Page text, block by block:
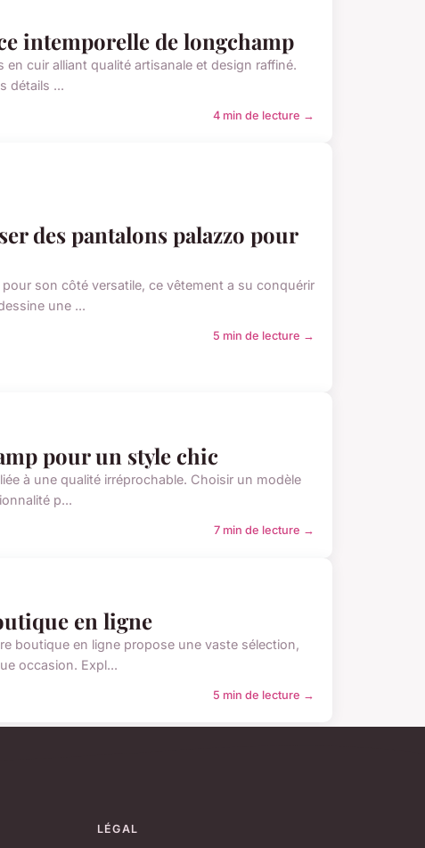
intemporelle de longchamp
cuir alliant qualité artisanale et design raffiné.
détails ...
4 min de lecture →
des pantalons palazzo pour
son côté versatile, ce vêtement a su conquérir
une ...
5 min de lecture →
pour un style chic
à une qualité irréprochable. Choisir un modèle
p...
7 min de lecture →
en ligne
boutique en ligne propose une vaste sélection,
occasion. Expl...
5 min de lecture →
LÉGAL